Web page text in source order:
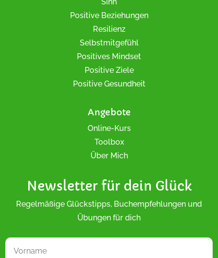
Positive Beziehungen
Resilienz
Selbstmitgefühl
Positives Mindset
Positive Ziele
Positive Gesundheit
Angebote
Online-Kurs
Toolbox
Über Mich
Newsletter für dein Glück
Regelmäßige Glückstipps, Buchempfehlungen und
Übungen für dich